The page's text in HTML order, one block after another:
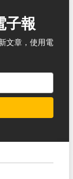
子報
文章，使用電